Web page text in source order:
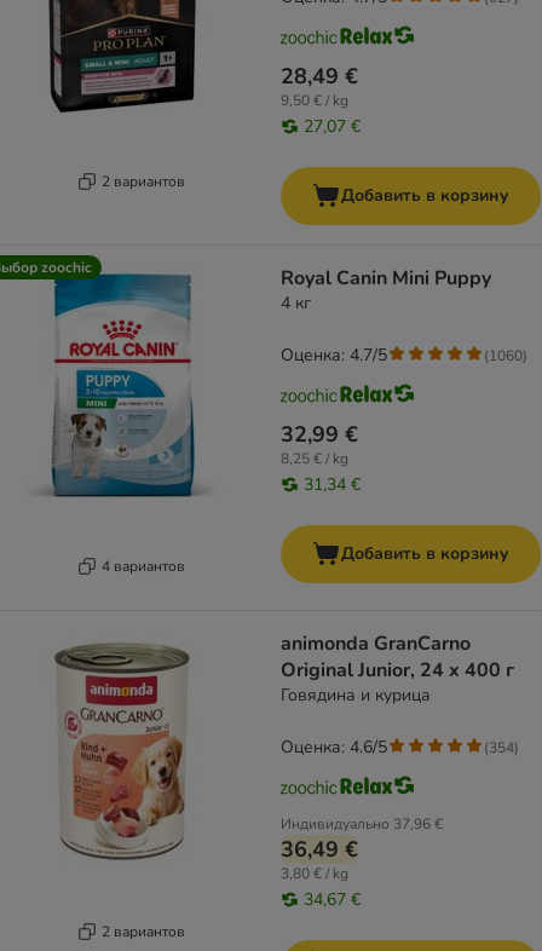
2 вариантов
28,49 €
9,50 € / kg
27,07 €
Добавить в корзину
zoochic
4 вариантов
Royal Canin Mini Puppy
4 кг
32,99 €
8,25 € / kg
31,34 €
Оценка: 4.7/5 (1060)
Добавить в корзину
2 вариантов
animonda GranCarno
Original Junior, 24 x 400 г
Говядина и курица
Индивидуально 37,96 €
36,49 €
3,80 € / kg
34,67 €
Оценка: 4.6/5 (354)